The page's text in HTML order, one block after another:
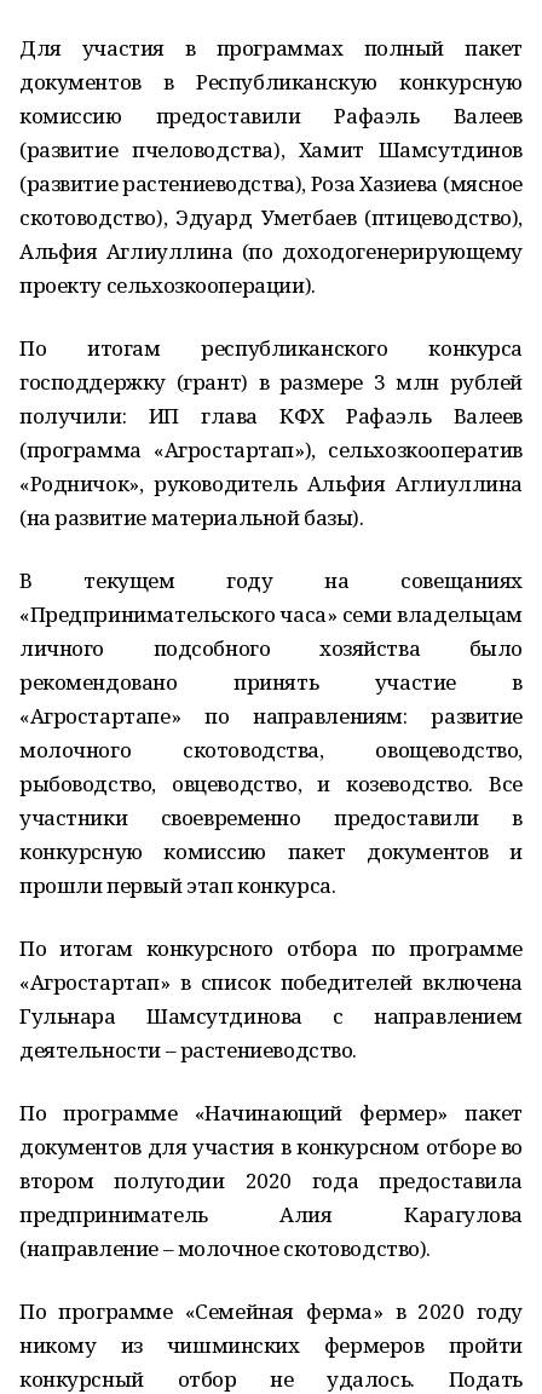
Для участия в программах полный пакет
документов в Республиканскую конкурсную
комиссию предоставили Рафаэль Валеев
(развитие пчеловодства), Хамит Шамсутдинов
(развитие растениеводства), Роза Хазиева (мясное
скотоводство), Эдуард Уметбаев (птицеводство),
Альфия Аглиуллина (по доходогенерирующему
проекту сельхозкооперации).
По итогам республиканского конкурса
господдержку (грант) в размере 3 млн рублей
получили: ИП глава КФХ Рафаэль Валеев
(программа «Агростартап»), сельхозкооператив
«Родничок», руководитель Альфия Аглиуллина
(на развитие материальной базы).
В текущем году на совещаниях
«Предпринимательского часа» семи владельцам
личного подсобного хозяйства было
рекомендовано принять участие в
«Агростартапе» по направлениям: разви­тие
молочного скотоводства, овощеводство,
рыбоводство, овцеводство, и козеводство. Все
участники своевременно предоставили в
конкурсную комиссию пакет документов и
прошли первый этап конкурса.
По итогам конкурсного отбора по программе
«Агростартап» в список победителей включена
Гульнара Шамсутдинова с направлением
деятельности – растениеводство.
По программе «Начинающий фермер» пакет
документов для участия в конкурсном отборе во
втором полугодии 2020 года предоставила
предприниматель Алия Карагулова
(направление – молочное скотоводство).
По программе «Семейная ферма» в 2020 году
никому из чишминских фермеров пройти
конкурсный отбор не удалось. Подать